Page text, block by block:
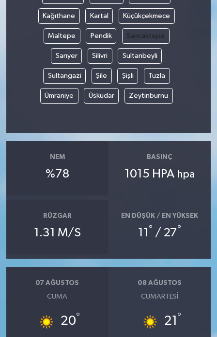
Kağıthane Kartal Küçükçekmece
Maltepe Pendik Sancaktepe
Sarıyer Silivri Sultanbeyli
Sultangazi Şile Şişli Tuzla
Ümraniye Üsküdar Zeytinburnu
NEM
%78
BASINÇ
1015 HPA hpa
RÜZGAR
1.31 M/S
EN DÜŞÜK / EN YÜKSEK
11 ° / 27°
07 AĞUSTOS
CUMA
20°
08 AĞUSTOS
CUMARTESI
21 °